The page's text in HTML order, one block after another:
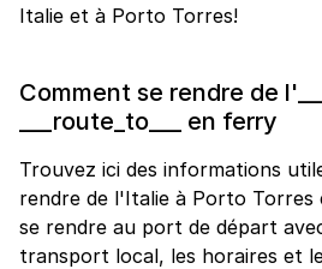
Italie et à Porto Torres!
Comment se rendre de
___route_to___ en ferry
Trouvez ici des informations
rendre de l'Italie à Porto
se rendre au port de départ
transport local, les horaires et